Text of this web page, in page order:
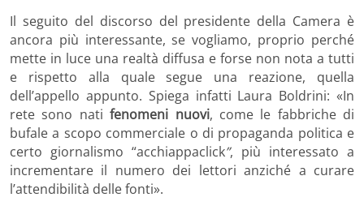
Il seguito del discorso del presidente della Camera è
ancora più interessante, se vogliamo, proprio perché
mette in luce una realtà diffusa e forse non nota a tutti
e rispetto alla quale segue una reazione, quella
dell’appello appunto. Spiega infatti Laura Boldrini: «In
rete sono natifenomeni nuovi, come le fabbriche di
bufale a scopo commerciale o di propaganda politica e
certo giornalismo “acchiappaclick”, più interessato a
incrementare il numero dei lettori anziché a curare
l’attendibilità delle fonti».